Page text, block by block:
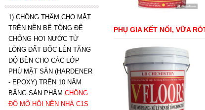
PHỤ GIA KẾT NỐI, VỮA
1) CHỐNG THẤM CHO MẶT
TRÊN NỀN BÊ TÔNG ĐỂ
CHỐNG HƠI NƯỚC TỪ
LÒNG ĐẤT BỐC LÊN TĂNG
ĐỘ BỀN CHO CÁC LỚP
PHỦ MẶT SÀN (HARDENER
- EPOXY) TRÊN 10 NĂM
BẰNG SẢN PHẨM CHỐNG
ĐỔ MỒ HÔI NỀN NHÀ C1S